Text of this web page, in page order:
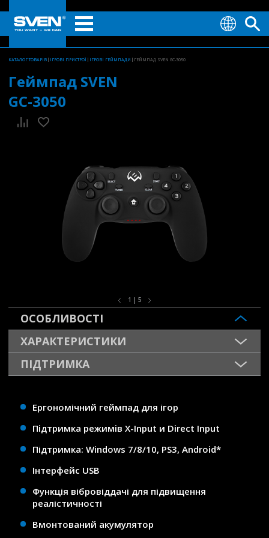
КАТАЛОГ ТОВАРІВ ІГРОВІ ПРИСТРОЇ ІГРОВІ ГЕЙМПАДИ ГЕЙМПАД SVEN GC-3050
Геймпад SVEN
GC-3050
1 | 5
ОСОБЛИВОСТІ
ХАРАКТЕРИСТИКИ
ПІДТРИМКА
Ергономічний геймпад для ігор
Пiдтримка режимiв X-Input и Direct Input
Підтримка: Windows 7/8/10, PS3, Android*
Інтерфейс USB
Функція вібровіддачі для підвищення
реалістичності
Вмонтований акумулятор